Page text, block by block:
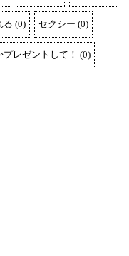
る (0) セクシー (0)
プレゼントして！ (0)